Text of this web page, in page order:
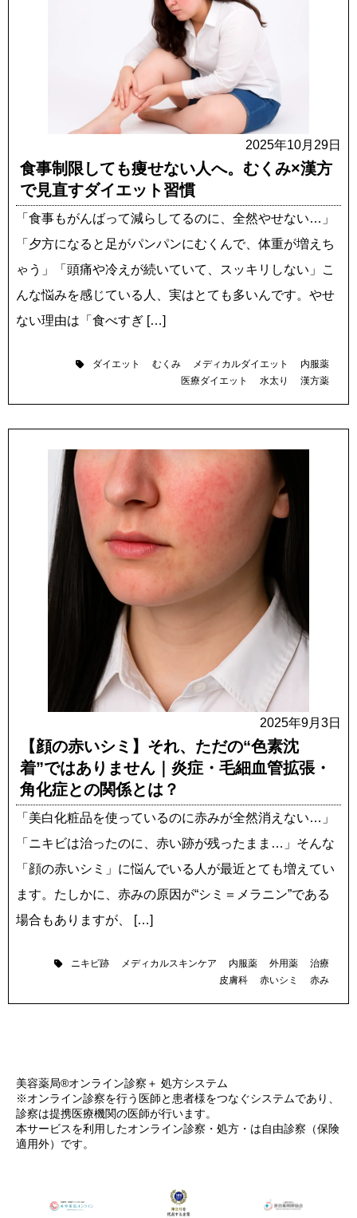
2025年10月29日
食事制限しても痩せない人へ。むくみ×漢方
で見直すダイエット習慣
「食事もがんばって減らしてるのに、全然やせない…」
「夕方になると足がパンパンにむくんで、体重が増えち
ゃう」「頭痛や冷えが続いていて、スッキリしない」こ
んな悩みを感じている人、実はとても多いんです。やせ
ない理由は「食べすぎ […]
ダイエット むくみ メディカルダイエット
内服薬
医療ダイエット
水太り 漢方薬
2025年9月3日
【顔の赤いシミ】それ、ただの“色素沈
着”ではありません｜炎症・毛細血管拡張・
角化症との関係とは？
「美白化粧品を使っているのに赤みが全然消えない…」
「ニキビは治ったのに、赤い跡が残ったまま…」そんな
「顔の赤いシミ」に悩んでいる人が最近とても増えてい
ます。たしかに、赤みの原因が“シミ＝メラニン”である
場合もありますが、 […]
ニキビ跡 メディカルスキンケア 内服薬 外用薬
治療
皮膚科
赤いシミ 赤み
美容薬局®オンライン診察＋ 処方システム
※オンライン診察を行う医師と患者様をつなぐシステムであり、
診察は提携医療機関の医師が行います。
本サービスを利用したオンライン診察・処方・は自由診察（保険
適用外）です。